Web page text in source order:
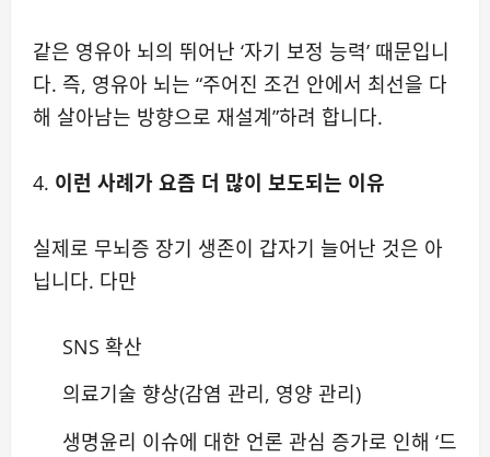
같은 영유아 뇌의 뛰어난 ‘자기 보정 능력’ 때문입니
다. 즉, 영유아 뇌는 “주어진 조건 안에서 최선을 다
해 살아남는 방향으로 재설계”하려 합니다.
4. 이런 사례가 요즘 더 많이 보도되는 이유
실제로 무뇌증 장기 생존이 갑자기 늘어난 것은 아
닙니다. 다만
SNS 확산
의료기술 향상(감염 관리, 영양 관리)
생명윤리 이슈에 대한 언론 관심 증가로 인해 ‘드